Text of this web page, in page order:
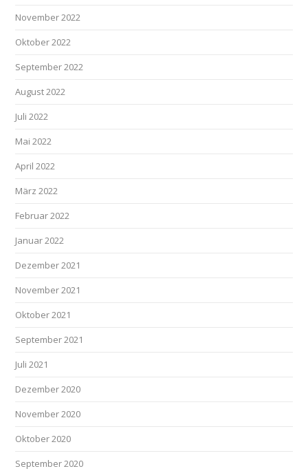
November 2022
Oktober 2022
September 2022
August 2022
Juli 2022
Mai 2022
April 2022
März 2022
Februar 2022
Januar 2022
Dezember 2021
November 2021
Oktober 2021
September 2021
Juli 2021
Dezember 2020
November 2020
Oktober 2020
September 2020